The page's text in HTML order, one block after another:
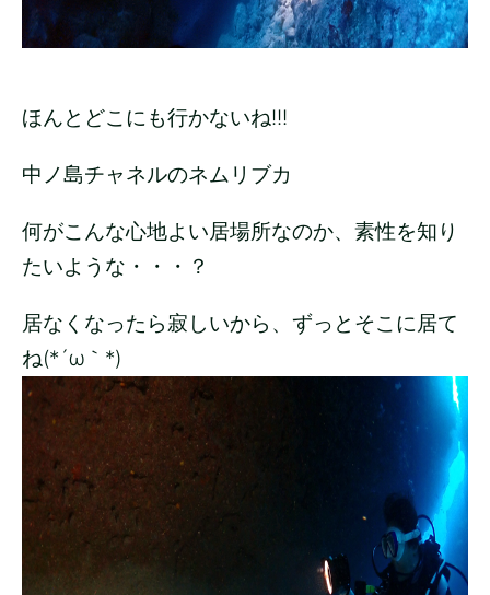
ほんとどこにも行かないね!!!
中ノ島チャネルのネムリブカ
何がこんな心地よい居場所なのか、素性を知り
たいような・・・？
居なくなったら寂しいから、ずっとそこに居て
ね(*´ω｀*)